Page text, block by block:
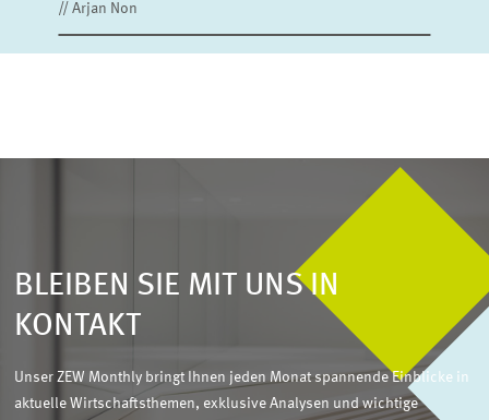
// Arjan Non
BLEIBEN SIE MIT UNS IN
KONTAKT
Unser ZEW Monthly bringt Ihnen jeden Monat spannende Einblicke in
aktuelle Wirtschaftsthemen, exklusive Analysen und wichtige